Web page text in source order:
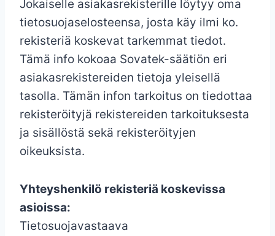
Jokaiselle asiakasrekisterille löytyy oma
tietosuojaselosteensa, josta käy ilmi ko.
rekisteriä koskevat tarkemmat tiedot.
Tämä info kokoaa Sovatek-säätiön eri
asiakasrekistereiden tietoja yleisellä
tasolla. Tämän infon tarkoitus on tiedottaa
rekisteröityjä rekistereiden tarkoituksesta
ja sisällöstä sekä rekisteröityjen
oikeuksista.
Yhteyshenkilö rekisteriä koskevissa
asioissa:
Tietosuojavastaava